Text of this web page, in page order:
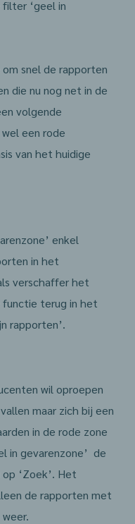
‘geel in
snel de rapporten
die nu nog net in de
volgende
een rode
van het huidige
enkel
in het
verschaffer het
terug in het
rapporten’.
wil oproepen
maar zich bij een
in de rode zone
in gevarenzone’ de
‘Zoek’. Het
de rapporten met